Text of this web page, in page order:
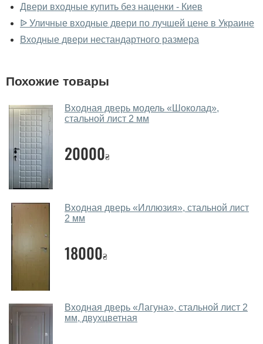
фирменном салоне-магазине.
У вас большой магазин?
Помогаете ли вы выбрать двери
Да. Мы консультируем покупателей
через мессенджеры, онлайн чат или непосредственно
в нашем салоне-магазине.
Какие двери входные посоветуете?
параметров, Вашего бюджета и других факторов.
Подбор входных дверей ведется индивидуально для
каждого посетителя.
Замеры дверей делаете?
имеет с собой каталоги цветов и узоров. После
замера и консультации Вы можете оформить заявку
Двери входные купить без наценки - Киев
ᐉ Уличные входные двери по лучшей цене в Украине
Входные двери нестандартного размера
Похожие товары
Входная дверь модель «Шоколад»,
стальной лист 2 мм
20000₴
Входная дверь «Иллюзия», стальной лист
2 мм
18000₴
Входная дверь «Лагуна», стальной лист 2
мм, двухцветная